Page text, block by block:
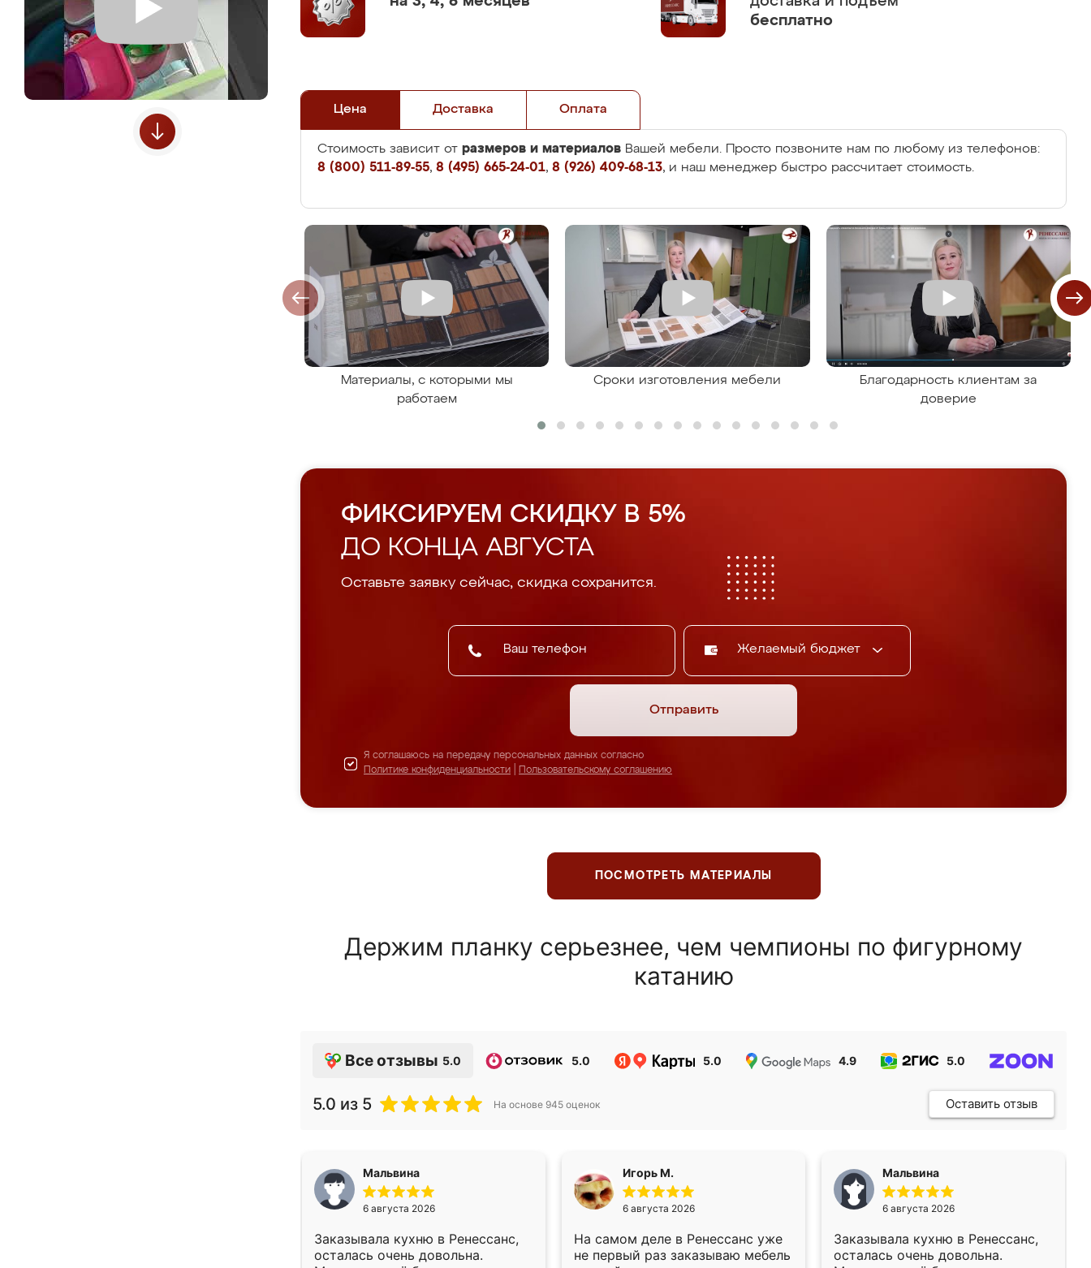
бесплатно
Цена Доставка Оплата
Стоимость зависит от размеров и материалов Вашей мебели. Просто позвоните нам по любому из телефонов:
8 (800) 511-89-55, 8 (495) 665-24-01, 8 (926) 409-68-13, и наш менеджер быстро рассчитает стоимость.
Материалы, с которыми мы
работаем
Сроки изготовления мебели
Благодарность клиентам за
доверие
ФИКСИРУЕМ СКИДКУ В 5%
ДО КОНЦА АВГУСТА
Оставьте заявку сейчас, скидка сохранится.
Желаемый бюджет
Отправить
Я соглашаюсь на передачу персональных данных согласно
Политике конфиденциальности
Пользовательскому соглашению
ПОСМОТРЕТЬ МАТЕРИАЛЫ
Держим планку серьезнее, чем чемпионы по фигурному
катанию
Все отзывы 5.0 5.0 5.0 4.9 5.0
5.0 из 5 На основе 945 оценок Оставить отзыв
Мальвина
6 августа 2026
Заказывала кухню в Ренессанс,
осталась очень довольна.
Игорь М.
6 августа 2026
На самом деле в Ренессанс уже
не первый раз заказываю мебель
Мальвина
6 августа 2026
Заказывала кухню в Ренессанс,
осталась очень довольна.